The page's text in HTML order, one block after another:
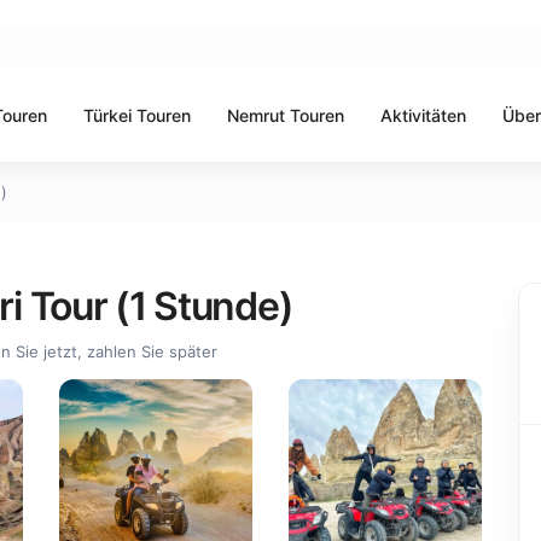
Türkei Touren Nemrut Touren Aktivitäten
Tour (1 Stunde)
Sie jetzt, zahlen Sie später